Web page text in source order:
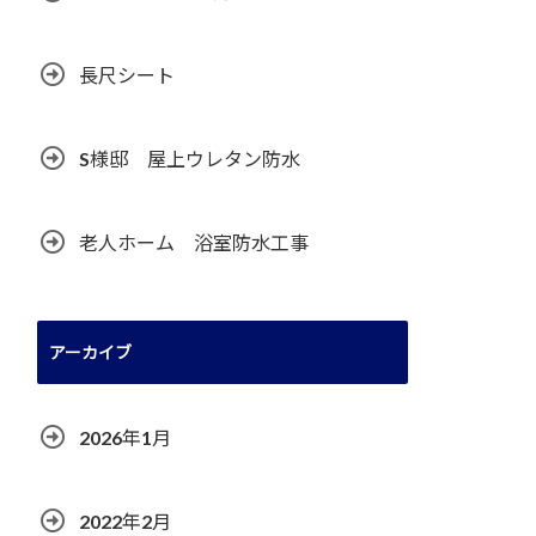
長尺シート
S様邸 屋上ウレタン防水
老人ホーム 浴室防水工事
アーカイブ
2026年1月
2022年2月